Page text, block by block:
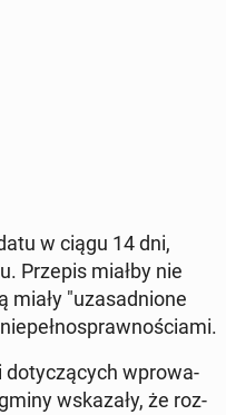
w ciągu 14 dni,
Przepis miałby nie
miały "uza­sad­nio­ne
do­ty­czą­cych wpro­wa­
wska­za­ły, że roz­